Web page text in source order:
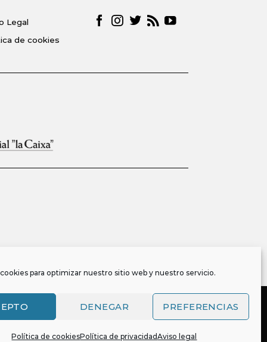
para optimizar nuestro sitio web y nuestro servicio.
DENEGAR PREFERENCIAS
Política de cookiesPolítica de privacidadAviso legal
Legal
de cookies
es también titular o tiene la correspondiente